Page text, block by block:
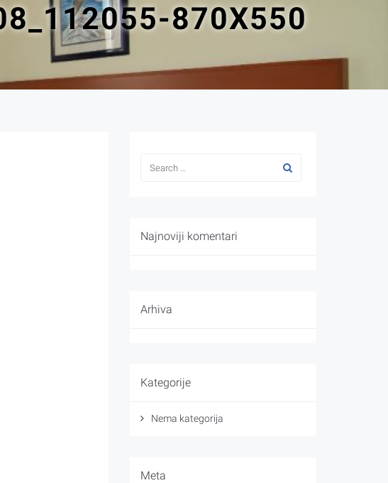
870X550
Najnoviji komentari
Arhiva
Kategorije
Nema kategorija
Meta